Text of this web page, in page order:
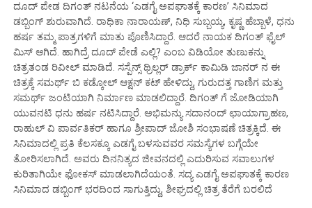
ದೂದ್ ಪೇಡ ದಿಗಂತ್ ನಟನೆಯ ‘ಎಡಗೈ ಅಪಘಾತಕ್ಕೆ ಕಾರಣ’ ಸಿನಿಮಾದ
ಡಬ್ಬಿಂಗ್ ಶುರುವಾಗಿದೆ. ರಾಧಿಕಾ ನಾರಾಯಣ್, ನಿಧಿ ಸುಬ್ಬಯ್ಯ, ಕೃಷ್ಣ ಹೆಬ್ಬಾಳೆ, ಧನು
ಹರ್ಷ ತಮ್ಮ ಪಾತ್ರಗಳಿಗೆ ಮಾತು ಪೊಣಿಸಿದ್ದಾರೆ. ಆದರೆ ನಾಯಕ ದಿಗಂತ್ ಫೈಲ್
ಮಿಸ್ ಆಗಿದೆ. ಹಾಗಿದ್ರೆ ದೂದ್ ಪೇಡೆ ಎಲ್ಲಿ? ಎಂಬ ವಿಡಿಯೋ ತುಣುಕನ್ನು
ಚಿತ್ರತಂಡ ರಿವೀಲ್ ಮಾಡಿದೆ. ಸಸ್ಪೆನ್ಸ್ ಥ್ರಿಲ್ಲರ್ ಡ್ರಾರ್ಕ್ ಕಾಮಿಡಿ ಜಾನರ್ ನ ಈ
ಚಿತ್ರಕ್ಕೆ ಸಮರ್ಥ್ ಬಿ ಕಡ್ಕೋಲ್ ಆಕ್ಷನ್ ಕಟ್ ಹೇಳಿದ್ದು, ಗುರುದತ್ತ ಗಾಣಿಗ ಮತ್ತು
ಸಮರ್ಥ್ ಜಂಟಿಯಾಗಿ ನಿರ್ಮಾಣ ಮಾಡಲಿದ್ದಾರೆ. ದಿಗಂತ್ ಗೆ ಜೋಡಿಯಾಗಿ
ಯುವನಟಿ ಧನು ಹರ್ಷ ನಟಿಸಿದ್ದಾರೆ. ಅಭಿಮನ್ಯು ಸದಾನಂದ್ ಛಾಯಾಗ್ರಾಹಣ,
ರಾಹುಲ್ ವಿ ಪಾರ್ವತಿಕರ್ ಹಾಗೂ ಶ್ರೀಪಾದ್ ಜೋಶಿ ಸಂಭಾಷಣೆ ಚಿತ್ರಕ್ಕಿದೆ. ಈ
ಸಿನಿಮಾದಲ್ಲಿ ಪ್ರತಿ ಕೆಲಸಕ್ಕೂ ಎಡಗೈ ಬಳಸುವವರ ಸಮಸ್ಯೆಗಳ ಬಗ್ಗೆಯೇ
ತೋರಿಸಲಾಗಿದೆ. ಅವರು ದಿನನಿತ್ಯದ ಜೀವನದಲ್ಲಿ ಎದುರಿಸುವ ಸವಾಲುಗಳ
ಕುರಿತಾಗಿಯೇ ಫೋಕಸ್ ಮಾಡಲಾಗಿದೆಯಂತೆ. ಸದ್ಯ ಎಡಗೈ ಅಪಘಾತಕ್ಕೆ ಕಾರಣ
ಸಿನಿಮಾದ ಡಬ್ಬಿಂಗ್ ಭರದಿಂದ ಸಾಗುತ್ತಿದ್ದು, ಶೀಘ್ರದಲ್ಲಿ ಚಿತ್ರ ತೆರೆಗೆ ಬರಲಿದೆ